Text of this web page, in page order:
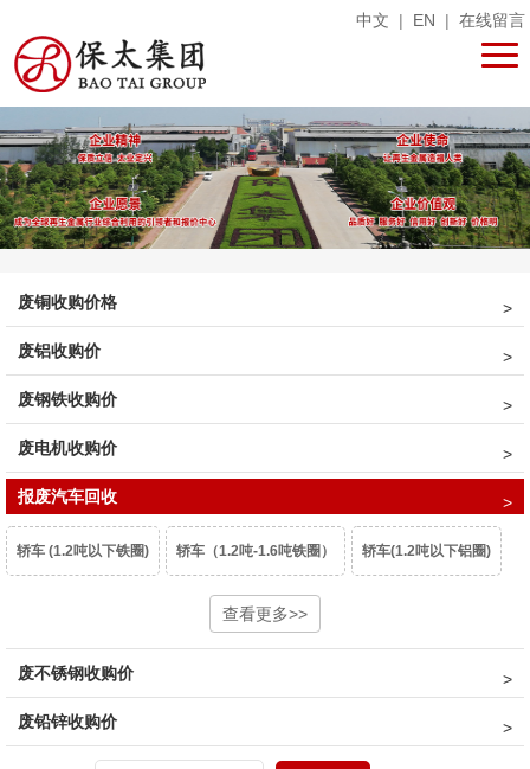
中文 | EN | 在线留言
废铜收购价格
废铝收购价
废钢铁收购价
废电机收购价
报废汽车回收
轿车 (1.2吨以下铁圈) 轿车（1.2吨-1.6吨铁圈） 轿车(1.2吨以下铝圈)
豪华轿车（1.6吨以上铝圈）
面包车(铝圈) 皮卡车(铁圈)
柴油皮卡车（铝圈）
查看更多>>
废不锈钢收购价
废铅锌收购价